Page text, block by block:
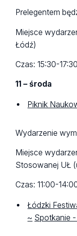
Prelegentem
Miejsce
Łódź)
Czas: 15:30-17:30
11 – środa
Piknik
Wydarzenie
Miejsce
Stosowanej UŁ
Czas: 11:00-
Łódzki
~ Spotkanie